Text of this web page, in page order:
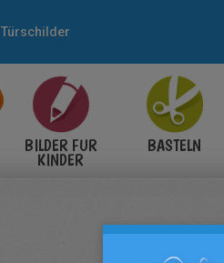
Türschilder
BILDER FÜR
KINDER
BASTELN